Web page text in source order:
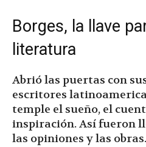
Borges, la llave
literatura
Abrió las puertas con
escritores
temple el sueño, el
inspiración. Así fueron
las opiniones y las obras.